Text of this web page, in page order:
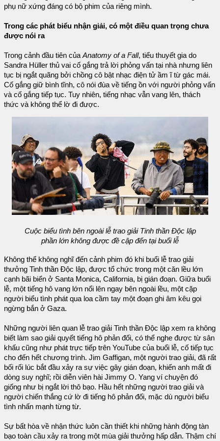
phụ nữ xứng đáng có bộ phim của riêng mình.
Trong các phát biểu nhận giải, có một điều quan trọng chưa
được nói ra
Trong cảnh đầu tiên của Anatomy of a Fall, tiểu thuyết gia do
Sandra Hüller thủ vai cố gắng trả lời phỏng vấn tại nhà nhưng liên
tục bị ngắt quãng bởi chồng cô bật nhạc điện tử ầm ĩ từ gác mái.
Cố gắng giữ bình tĩnh, cô nói đùa về tiếng ồn với người phỏng vấn
và cố gắng tiếp tục. Tuy nhiên, tiếng nhạc vẫn vang lên, thách
thức và không thể lờ đi được.
Cuộc biểu tình bên ngoài lễ trao giải Tinh thần Độc lập
phần lớn không được đề cập đến tại buổi lễ
Không thể không nghĩ đến cảnh phim đó khi buổi lễ trao giải
thưởng Tinh thần Độc lập, được tổ chức trong một căn lều lớn
cạnh bãi biển ở Santa Monica, California, bị gián đoạn. Giữa buổi
lễ, một tiếng hô vang lớn nổi lên ngay bên ngoài lều, một cặp
người biểu tình phát qua loa cầm tay một đoạn ghi âm kêu gọi
ngừng bắn ở Gaza.
Những người liên quan lễ trao giải Tinh thần Độc lập xem ra không
biết làm sao giải quyết tiếng hô phản đối, có thể nghe được từ sân
khấu cũng như phát trực tiếp trên YouTube của buổi lễ, cố tiếp tục
cho đến hết chương trình. Jim Gaffigan, một người trao giải, đã rất
bối rối lúc bắt đầu xảy ra sự việc gây gián đoạn, khiến anh mất đi
dòng suy nghĩ; rồi diễn viên hài Jimmy O. Yang ví chuyện đó
giống như bị ngắt lời thô bạo. Hầu hết những người trao giải và
người chiến thắng cứ lờ đi tiếng hô phản đối, mặc dù người biểu
tình nhấn mạnh từng từ.
Sự bất hòa về nhận thức luôn cần thiết khi những hành động tàn
bạo toàn cầu xảy ra trong một mùa giải thưởng hấp dẫn. Thậm chí